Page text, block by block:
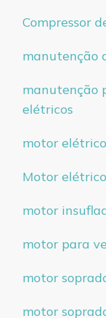
Compressor
manutenção
manutenção
elétricos
motor elétrico
Motor
motor
motor para
motor
motor